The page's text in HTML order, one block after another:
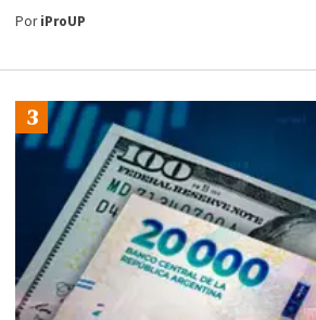
PoriProUP